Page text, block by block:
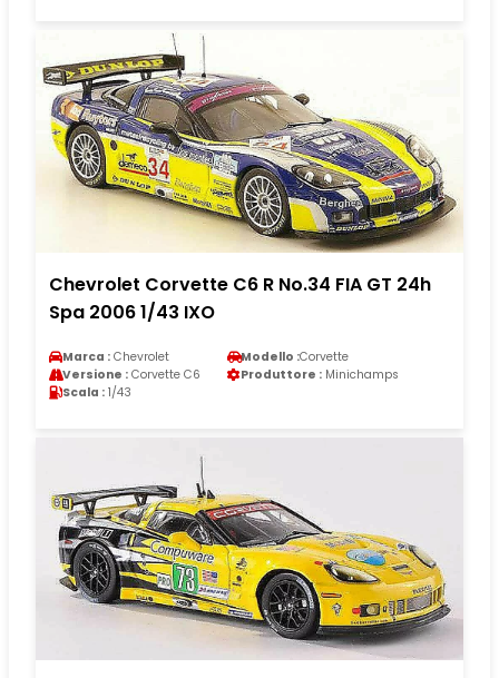
Chevrolet Corvette C6 R No.34 FIA GT 24h
Spa 2006 1/43 IXO
Marca : Chevrolet Modello :Corvette
Versione : Corvette C6 Produttore : Minichamps
Scala : 1/43